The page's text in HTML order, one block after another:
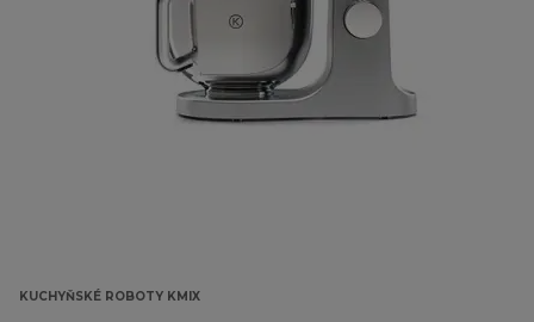
KUCHYŇSKÉ ROBOTY KMIX